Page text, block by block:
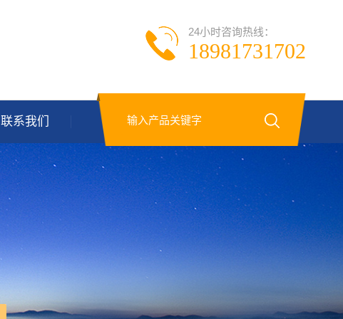
24小时咨询热线：
18981731702
联系我们